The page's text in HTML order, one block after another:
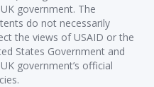
government. The
do not necessarily
the views of USAID or the
States Government and
government’s official